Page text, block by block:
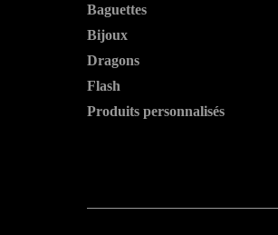
Baguettes
Bijoux
Dragons
Flash
Produits personnalisés